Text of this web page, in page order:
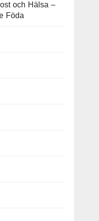
och Hälsa –
Föda